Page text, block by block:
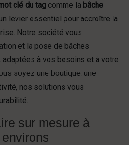
clé du tag comme la bâche
levier essentiel pour accroître la
Notre société vous
et la pose de bâches
à vos besoins et à votre
soyez une boutique, une
nos solutions vous
sur mesure à